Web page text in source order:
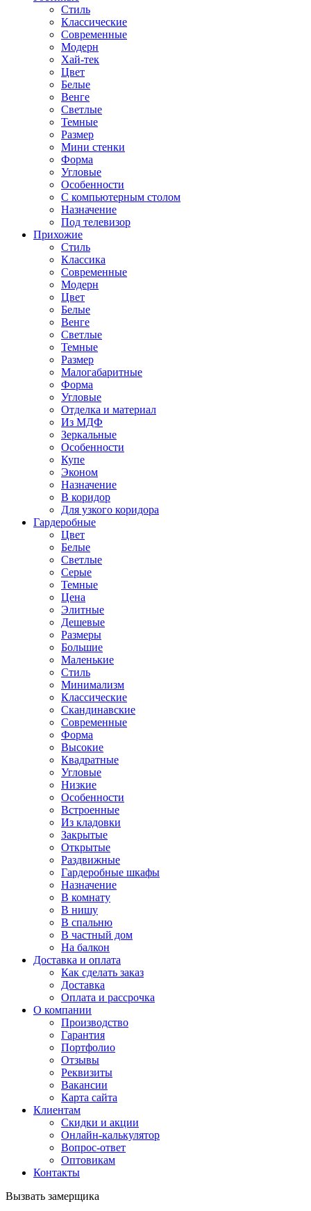
Стиль
Классические
Современные
Модерн
Хай-тек
Цвет
Белые
Венге
Светлые
Темные
Размер
Мини стенки
Форма
Угловые
Особенности
С компьютерным столом
Назначение
Под телевизор
Прихожие
Стиль
Классика
Современные
Модерн
Цвет
Белые
Венге
Светлые
Темные
Размер
Малогабаритные
Форма
Угловые
Отделка и материал
Из МДФ
Зеркальные
Особенности
Купе
Эконом
Назначение
В коридор
Для узкого коридора
Гардеробные
Цвет
Белые
Светлые
Серые
Темные
Цена
Элитные
Дешевые
Размеры
Большие
Маленькие
Стиль
Минимализм
Классические
Скандинавские
Современные
Форма
Высокие
Квадратные
Угловые
Низкие
Особенности
Встроенные
Из кладовки
Закрытые
Открытые
Раздвижные
Гардеробные шкафы
Назначение
В комнату
В нишу
В спальню
В частный дом
На балкон
Доставка и оплата
Как сделать заказ
Доставка
Оплата и рассрочка
О компании
Производство
Гарантия
Портфолио
Отзывы
Реквизиты
Вакансии
Карта сайта
Клиентам
Скидки и акции
Онлайн-калькулятор
Вопрос-ответ
Оптовикам
Контакты
Вызвать замерщика